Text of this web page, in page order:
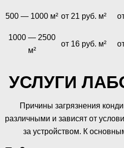
500 — 1000 м² от 21 руб. м²
1000 — 2500
м²
от 16 руб. м²
УСЛУГИ
Причины загрязнения
различными и зависят от
за устройством. К